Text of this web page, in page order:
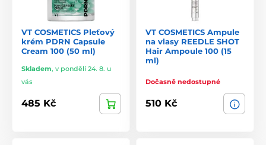
VT COSMETICS Pleťový
krém PDRN Capsule
Cream 100 (50 ml)
Skladem, v pondělí 24. 8. u
vás
485 Kč
VT COSMETICS Ampule
na vlasy REEDLE SHOT
Hair Ampoule 100 (15
ml)
Dočasně nedostupné
510 Kč